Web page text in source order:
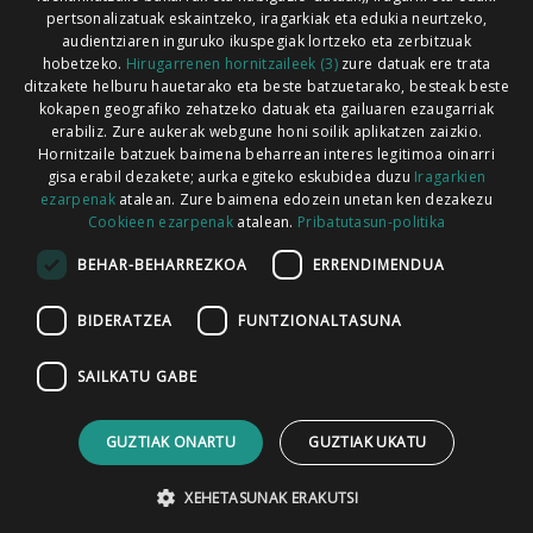
Codesyntaxek garatua
PUBLIZITATEA
HARREMANETARAKO
pertsonalizatuak eskaintzeko, iragarkiak eta edukia neurtzeko,
audientziaren inguruko ikuspegiak lortzeko eta zerbitzuak
hobetzeko. Hirugarrenen hornitzaileek (3)zure datuak ere trata
ditzakete helburu hauetarako eta beste batzuetarako, besteak beste
kokapen geografiko zehatzeko datuak eta gailuaren ezaugarriak
erabiliz. Zure aukerak webgune honi soilik aplikatzen zaizkio.
Hornitzaile batzuek baimena beharrean interes legitimoa oinarri
gisa erabil dezakete; aurka egiteko eskubidea duzu Iragarkien
ezarpenakatalean. Zure baimena edozein unetan ken dezakezu
Cookieen ezarpenak atalean. Pribatutasun-politika
BEHAR-BEHARREZKOA ERRENDIMENDUA
BIDERATZEA FUNTZIONALTASUNA
SAILKATU GABE
GUZTIAK ONARTU GUZTIAK UKATU
XEHETASUNAK ERAKUTSI